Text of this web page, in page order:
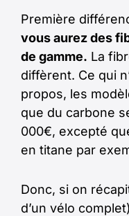
Première
vous aurez des
de gamme. La
diffèrent. Ce qui
propos, les
que du carbone
000€, excepté
en titane par
Donc, si on
d’un vélo